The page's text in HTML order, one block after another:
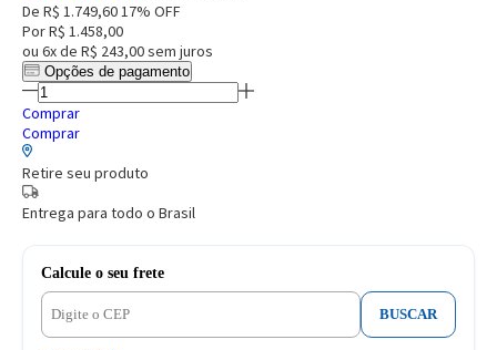
De R$ 1.749,6017% OFF
PorR$ 1.458,00
ou 6x de R$ 243,00sem juros
Opções de pagamento
Comprar
Comprar
Retire seu produto
Entrega para todo o Brasil
Calcule o seu frete
BUSCAR